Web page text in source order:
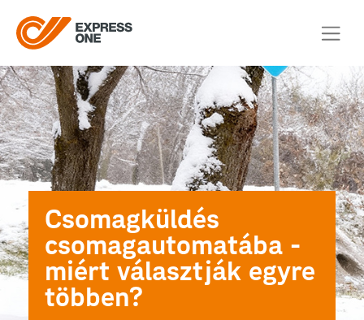
Csomagküldés
csomagautomatába -
miért választják egyre
többen?